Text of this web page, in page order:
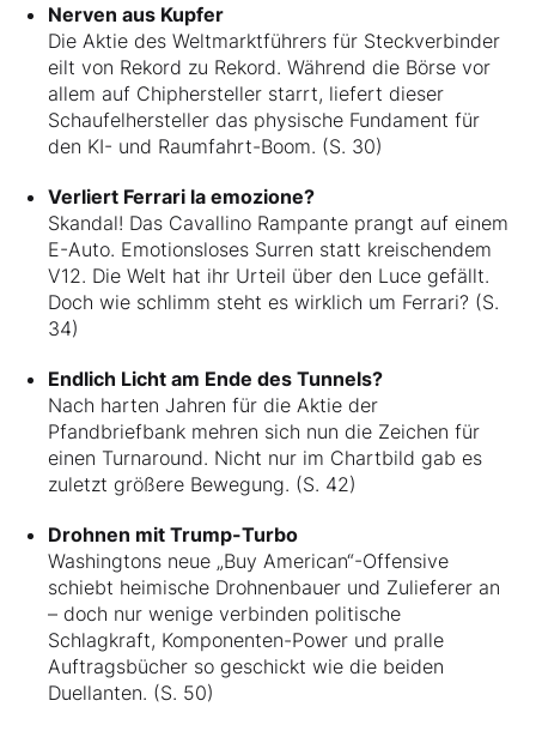
Nerven aus Kupfer
Die Aktie des Weltmarktführers für Steckverbinder
eilt von Rekord zu Rekord. Während die Börse vor
allem auf Chiphersteller starrt, liefert dieser
Schaufelhersteller das physische Fundament für
den KI- und Raumfahrt-Boom. (S. 30)
Verliert Ferrari la emozione?
Skandal! Das Cavallino Rampante prangt auf einem
E-Auto. Emotionsloses Surren statt kreischendem
V12. Die Welt hat ihr Urteil über den Luce gefällt.
Doch wie schlimm steht es wirklich um Ferrari? (S.
34)
Endlich Licht am Ende des Tunnels?
Nach harten Jahren für die Aktie der
Pfandbriefbank mehren sich nun die Zeichen für
einen Turnaround. Nicht nur im Chartbild gab es
zuletzt größere Bewegung. (S. 42)
Drohnen mit Trump-Turbo
Washingtons neue „Buy American“-Offensive
schiebt heimische Drohnenbauer und Zulieferer an
– doch nur wenige verbinden politische
Schlagkraft, Komponenten-Power und pralle
Auftragsbücher so geschickt wie die beiden
Duellanten. (S. 50)